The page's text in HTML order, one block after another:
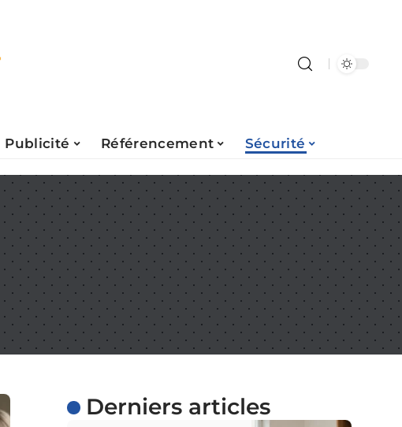
Publicité Référencement Sécurité
Derniers articles